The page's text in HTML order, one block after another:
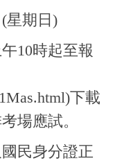
星期日)
10時起至報
下載
場應試。
民身分證正